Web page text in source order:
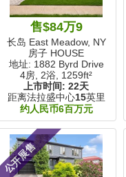
售$84万9
长岛 East Meadow, NY
房子 HOUSE
地址: 1882 Byrd Drive
4房, 2浴, 1259ft²
上市时间:22天
距离法拉盛中心15英里
约人民币6百万元
公开展售